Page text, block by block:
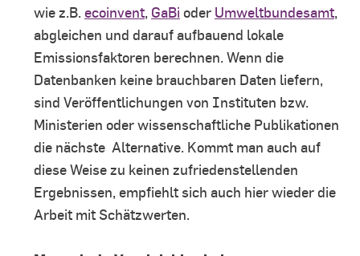
wie z.B. ecoinvent, GaBi oder Umweltbundesamt,
abgleichen und darauf aufbauend lokale
Emissionsfaktoren berechnen. Wenn die
Datenbanken keine brauchbaren Daten liefern,
sind Veröffentlichungen von Instituten bzw.
Ministerien oder wissenschaftliche Publikationen
die nächste Alternative. Kommt man auch auf
diese Weise zu keinen zufriedenstellenden
Ergebnissen, empfiehlt sich auch hier wieder die
Arbeit mit Schätzwerten.